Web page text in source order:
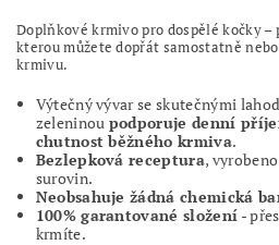
Doplňkové krmivo pro dospělé kočky –
kterou můžete dopřát samostatně
krmivu.
Výtečný vývar se skutečnými
zeleninou podporuje denní
chutnost běžného krmiva.
Bezlepková receptura,
surovin.
Neobsahuje žádná chemická
100% garantované složení -
krmíte.